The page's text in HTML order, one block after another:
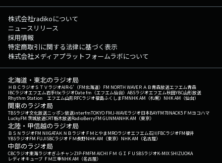
株式会社radikoについて
ニュースリリース
採用情報
特定商取引に関する法律に基づく表示
株式会社メディアプラットフォームラボについて
北海道・東北のラジオ局
ＨＢＣラジオＳＴＶラジオAIR-G'（FM北海道） FM NORTH WAVEＲＡＢ青森放送エフエム青森
IBCラジオエフエム岩手tbcラジオDate fm（エフエム仙台） ABSラジオエフエム秋田YBC山形放送
Rhythm Station エフエム山形RFCラジオ福島ふくしまFMNHK AM（札幌） NHK AM（仙台）
関東のラジオ局
TBSラジオ文化放送ニッポン放送interfmTOKYO FMJ-WAVEラジオ日本BAYFM78NACK5 ＦＭヨコハマ
LuckyFM 茨城放送CRT栃木放送RadioBerryFM GUNMANHK AM（東京）
北陸・甲信越のラジオ局
ＢＳＮラジオFM NIIGATAＫＮＢラジオ ＦＭとやまMROラジオエフエム石川FBCラジオFM福井
YBSラジオFM FUJISBCラジオ ＦＭ長野NHK AM（東京） NHK AM（名古屋）
中部のラジオ局
CBCラジオ東海ラジオぎふチャンZIP-FMFM AICHI ＦＭ ＧＩＦＵ SBSラジオK-MIX SHIZUOKA
レディオキューブ ＦＭ三重NHK AM（名古屋）